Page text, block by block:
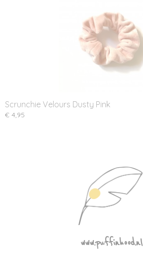
Scrunchie Velours Dusty Pink
€ 4,95
www.puffinhood.nl